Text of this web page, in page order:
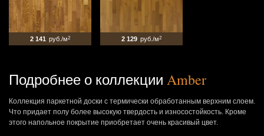
2 141 руб./м2 2 129 руб./м2
Подробнее о коллекции Amber
Коллекция паркетной доски с термически обработанным верхним слоем.
Что придает полу более высокую твердость и износостойкость. Кроме
этого напольное покрытие приобретает очень красивый цвет.